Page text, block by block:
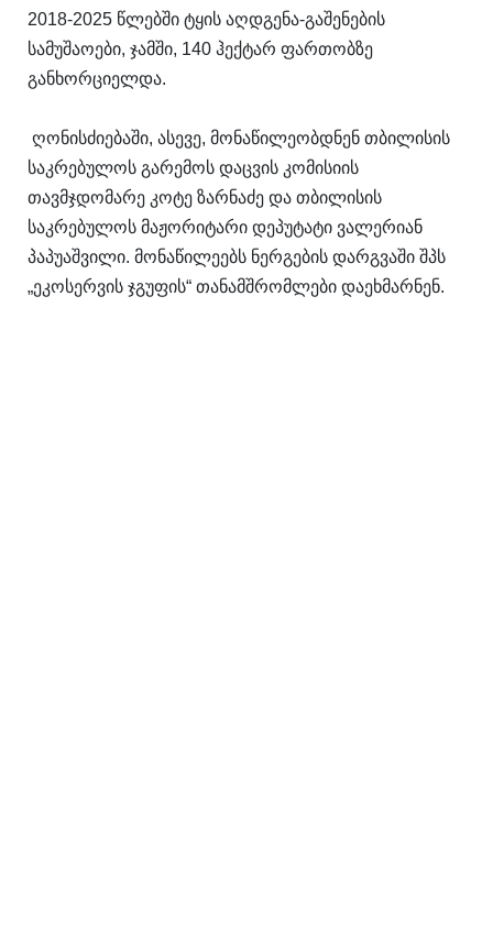
2018-2025 წლებში ტყის აღდგენა-გაშენების
სამუშაოები, ჯამში, 140 ჰექტარ ფართობზე
განხორციელდა.
ღონისძიებაში, ასევე, მონაწილეობდნენ თბილისის
საკრებულოს გარემოს დაცვის კომისიის
თავმჯდომარე კოტე ზარნაძე და თბილისის
საკრებულოს მაჟორიტარი დეპუტატი ვალერიან
პაპუაშვილი. მონაწილეებს ნერგების დარგვაში შპს
„ეკოსერვის ჯგუფის“ თანამშრომლები დაეხმარნენ.